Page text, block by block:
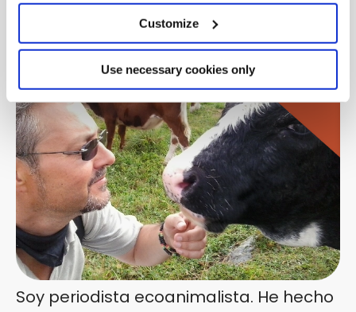
Customize
Use necessary cookies only
Edgar Meyer
Soy periodista ecoanimalista. He hecho